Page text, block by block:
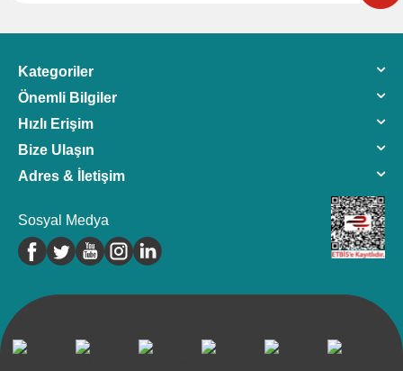
Kategoriler
Önemli Bilgiler
Hızlı Erişim
Bize Ulaşın
Adres & İletişim
Sosyal Medya